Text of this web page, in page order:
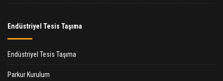
Endüstriyel Tesis Taşıma
Endüstriyel Tesis Taşıma
Parkur Kurulum